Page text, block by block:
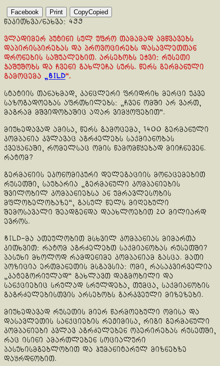
Facebook Print CopyCopied
წაკითხვა/ნახვა: 499
ვლადიმერ პუტინი სულ უფრო თამამად ამწვავებს
დაპირისპირებას და პროვოცირებს დასავლეთთან
დრონების საშუალებით. არსებობს ეჭვი: რუსეთი
ჯაშუშობს და ჩვენი გახლეჩა სურს. წერს გერმანული
გამოცემა „BILD“.
სტატიის თანახმად, კანცლერი ფრიდრიხ მერცი უკვე
საზოგადოებას აფრთხილებს: „ჩვენ ომში არ ვართ,
მაგრამ მშვიდობაშიც აღარ ვიმყოფებით“.
მიუხედავად ამისა, წერს გამოცემა, 1400 გერმანული
კომპანია კვლავაც აგრძელებს საქმიანობას
ქვეყანაში, რომელსაც ომის წამომწყებად მიიჩნევენ.
რატომ?
გერმანიის ეკონომიკური დელეგაციის მონაცემებით
რუსეთში, საუბარია „გერმანული კომპანიების
შვილობილ კომპანიებსა ან უმრავლესობის
მფლობელობაზე“, გასულ წელს მიღებული
შემოსავალი შეადგენდა დაახლოებით 20 მილიარდ
ევროს.
BILD-მა ათეულობით მსხვილ კომპანიას მიმართა
კითხვით: რატომ აგრძელებთ საქმიანობას რუსეთში?
პასუხი მხოლოდ რამდენიმე კომპანიამ გასცა. მათი
პოზიცია ერთმანეთის მსგავსია: ომი, რასაკვირველია
„კატეგორიულად“ გახლავთ დაგმობილი და
სანქციებიც სრულად სრულდება, თუმცა, საქმიანობის
გაგრძელებისთვის არსებობს გარკვეული მიზეზები.
მიუხედავად რუსეთის მიერ წარმოებული ომისა და
დასავლეთის სანქციების რეჟიმისა, რიგი გერმანული
კომპანიები კვლავ აგრძელებენ ოპერირებას რუსეთში,
რაც ისინი ამართლებენ სოციალური
პასუხისმგებლობით და ჰუმანიტარულ მიზნებზე
დაყრდნობით.